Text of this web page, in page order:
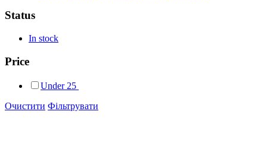
Status
In stock
Price
Under 25
Очистити Фільтрувати